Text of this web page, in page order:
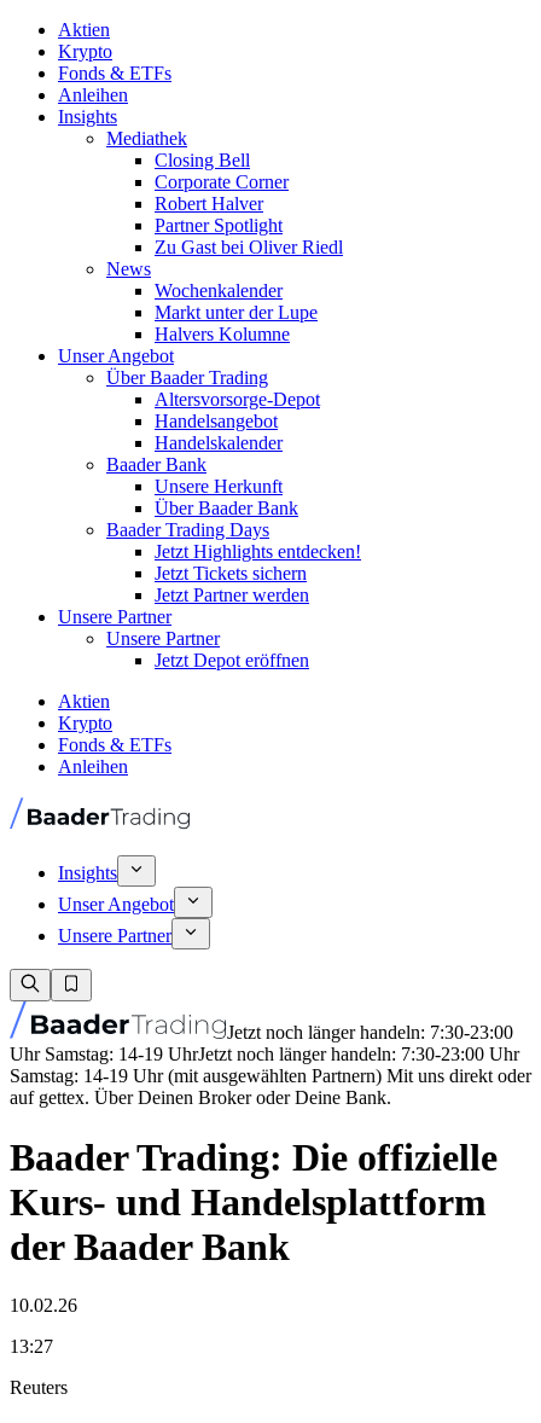
Aktien
Krypto
Fonds & ETFs
Anleihen
Insights
Mediathek
Closing Bell
Corporate Corner
Robert Halver
Partner Spotlight
Zu Gast bei Oliver Riedl
News
Wochenkalender
Markt unter der Lupe
Halvers Kolumne
Unser Angebot
Über Baader Trading
Altersvorsorge-Depot
Handelsangebot
Handelskalender
Baader Bank
Unsere Herkunft
Über Baader Bank
Baader Trading Days
Jetzt Highlights entdecken!
Jetzt Tickets sichern
Jetzt Partner werden
Unsere Partner
Unsere Partner
Jetzt Depot eröffnen
Aktien
Krypto
Fonds & ETFs
Anleihen
Insights
Unser Angebot
Unsere Partner
Jetzt noch länger handeln: 7:30-23:00
Uhr Samstag: 14-19 UhrJetzt noch länger handeln: 7:30-23:00 Uhr
Samstag: 14-19 Uhr (mit ausgewählten Partnern) Mit uns direkt oder
auf gettex. Über Deinen Broker oder Deine Bank.
Baader Trading: Die offizielle
Kurs- und Handelsplattform
der Baader Bank
10.02.26
13:27
Reuters